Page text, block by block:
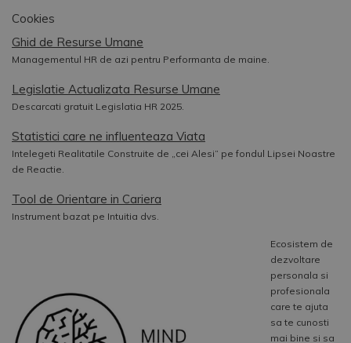
Cookies
Ghid de Resurse Umane
Managementul HR de azi pentru Performanta de maine.
Legislatie Actualizata Resurse Umane
Descarcati gratuit Legislatia HR 2025.
Statistici care ne influenteaza Viata
Intelegeti Realitatile Construite de „cei Alesi” pe fondul Lipsei Noastre
de Reactie.
Tool de Orientare in Cariera
Instrument bazat pe Intuitia dvs.
Ecosistem de
dezvoltare
personala si
profesionala
care te ajuta
sa te cunosti
mai bine si sa